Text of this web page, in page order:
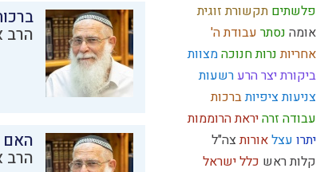
פלשתים תקשורת זוגית
אומה נסתר עבודת ה'
אחריותנרות חנוכהמצוות
ביקורתיצר הרע רשעות
צניעותציפיותברכות
עבודה זרהיראת הרוממות
יתרו עצלאורותצה"ל
קלות ראש כלל ישראל
הרב
האם
הרב